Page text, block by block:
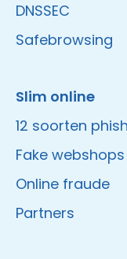
DNSSEC
Safebrowsing
Slim online
12 soorten
Fake webshops
Online fraude
Partners